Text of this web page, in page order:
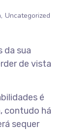
Uncategorized
da sua
de vista
é
contudo há
sequer